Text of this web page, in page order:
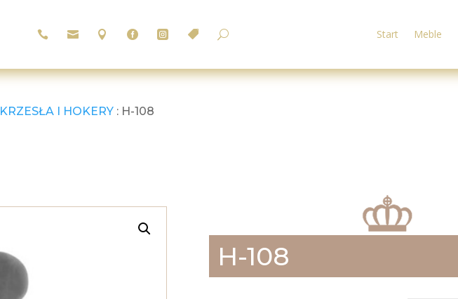
      U Start Meble
KRZESŁA I HOKERY : H-108
H-108